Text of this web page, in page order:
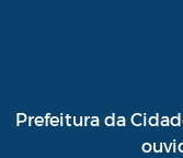
Prefeitura da